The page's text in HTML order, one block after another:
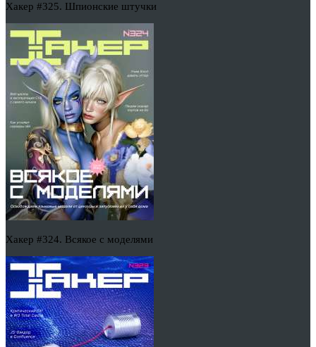
Хакер #325. Шпионские штучки
Хакер #324. Всякое с моделями